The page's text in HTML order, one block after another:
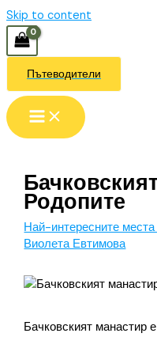
Skip to content
Пътеводители
Родопите
Най-интересните
Виолета Евтимова
Бачковският манастир